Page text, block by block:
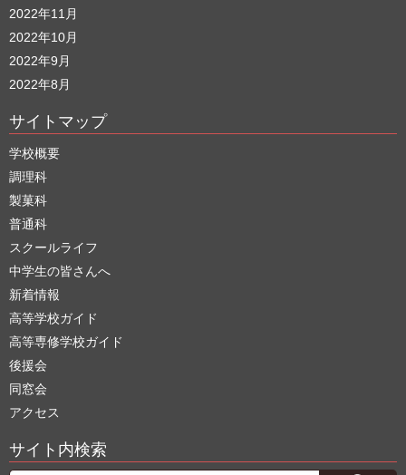
2022年11月
2022年10月
2022年9月
2022年8月
サイトマップ
学校概要
調理科
製菓科
普通科
スクールライフ
中学生の皆さんへ
新着情報
高等学校ガイド
高等専修学校ガイド
後援会
同窓会
アクセス
サイト内検索